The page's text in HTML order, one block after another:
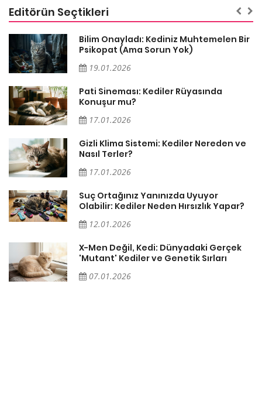
Editörün Seçtikleri
Bilim Onayladı: Kediniz Muhtemelen Bir
Psikopat (Ama Sorun Yok)
19.01.2026
Pati Sineması: Kediler Rüyasında
Konuşur mu?
17.01.2026
Gizli Klima Sistemi: Kediler Nereden ve
Nasıl Terler?
17.01.2026
Suç Ortağınız Yanınızda Uyuyor
Olabilir: Kediler Neden Hırsızlık Yapar?
12.01.2026
X-Men Değil, Kedi: Dünyadaki Gerçek
'Mutant' Kediler ve Genetik Sırları
07.01.2026